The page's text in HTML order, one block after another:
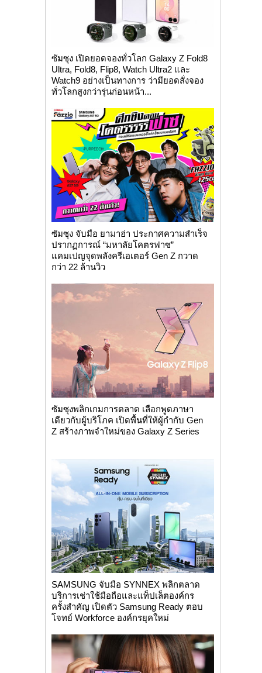
ซัมซุง เปิดยอดจองทั่วโลก Galaxy Z Fold8
Ultra, Fold8, Flip8, Watch Ultra2 และ
Watch9 อย่างเป็นทางการ ว่ามียอดสั่งจอง
ทั่วโลกสูงกว่ารุ่นก่อนหน้า...
ซัมซุง จับมือ ยามาฮ่า ประกาศความสำเร็จ
ปรากฏการณ์ “มหาลัยโคตรฟาซ”
แคมเปญจุดพลังครีเอเตอร์ Gen Z กวาด
กว่า 22 ล้านวิว
ซัมซุงพลิกเกมการตลาด เลือกพูดภาษา
เดียวกับผู้บริโภค เปิดพื้นที่ให้ผู้กำกับ Gen
Z สร้างภาพจำใหม่ของ Galaxy Z Series
SAMSUNG จับมือ SYNNEX พลิกตลาด
บริการเช่าใช้มือถือและแท็ปเล็ตองค์กร
ครั้งสำคัญ เปิดตัว Samsung Ready ตอบ
โจทย์ Workforce องค์กรยุคใหม่